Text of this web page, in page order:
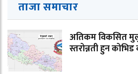
ताजा समाचार
अतिकम विकसित
स्तरोन्नती हुन